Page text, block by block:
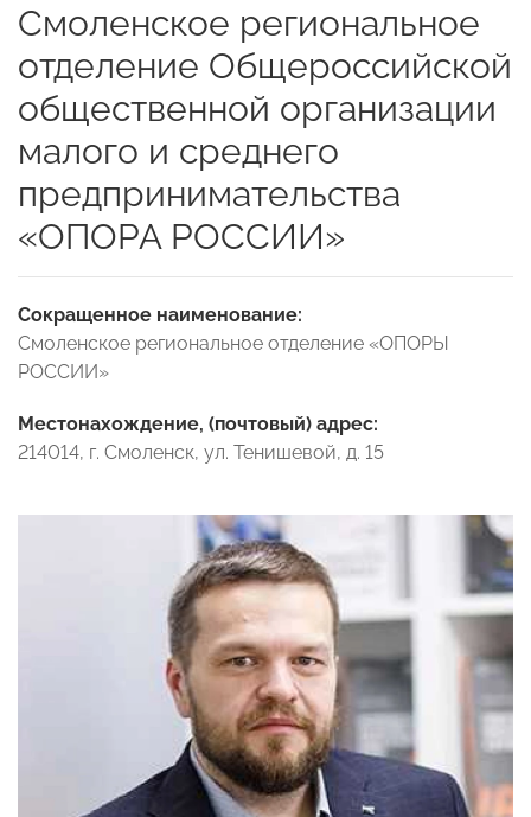
Смоленское региональное
отделение Общероссийской
общественной организации
малого и среднего
предпринимательства
«ОПОРА РОССИИ»
Сокращенное наименование:
Смоленское региональное отделение «ОПОРЫ
РОССИИ»
Местонахождение, (почтовый) адрес:
214014, г. Смоленск, ул. Тенишевой, д. 15